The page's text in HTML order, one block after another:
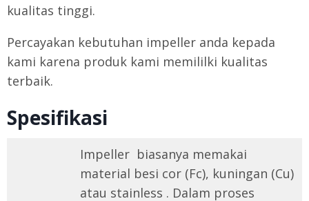
kualitas tinggi.
Percayakan kebutuhan impeller anda kepada
kami karena produk kami memililki kualitas
terbaik.
Spesifikasi
Impeller biasanya memakai
material besi cor (Fc), kuningan (Cu)
atau stainless . Dalam proses